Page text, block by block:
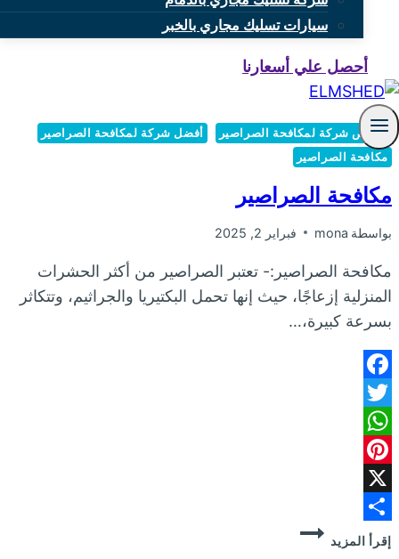
سيارات تسليك مجاري بالخبر
أحصل علي أسعارنا
أرخص شركة لمكافحة الصراصير
أفضل شركة لمكافحة الصراصير
مكافحة الصراصير
مكافحة الصراصير
بواسطة mona فبراير 2, 2025
مكافحة الصراصير:- تعتبر الصراصير من أكثر الحشرات
المنزلية إزعاجًا، حيث إنها تحمل البكتيريا والجراثيم، وتتكاثر
بسرعة كبيرة،…
Facebook
Twitter
WhatsApp
Pinterest
X
Share
إقرأ المزيد
مكافحة
الصراصير